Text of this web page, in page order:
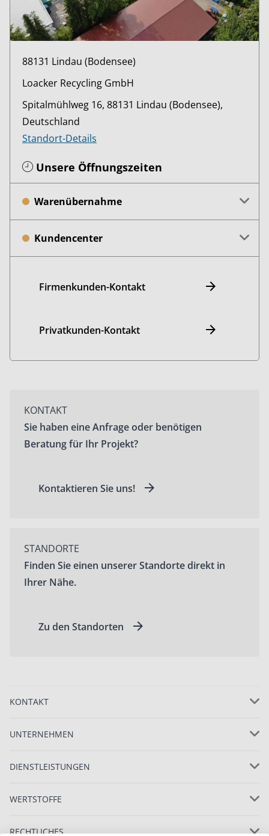
88131 Lindau (Bodensee)
Loacker Recycling GmbH
Spitalmühlweg 16, 88131 Lindau (Bodensee),
Deutschland
Standort-Details
Unsere Öffnungszeiten
Warenübernahme
Kundencenter
Firmenkunden-Kontakt
Privatkunden-Kontakt
KONTAKT
Sie haben eine Anfrage oder benötigen
Beratung für Ihr Projekt?
Kontaktieren Sie uns!
STANDORTE
Finden Sie einen unserer Standorte direkt in
Ihrer Nähe.
Zu den Standorten
KONTAKT
UNTERNEHMEN
DIENSTLEISTUNGEN
WERTSTOFFE
RECHTLICHES